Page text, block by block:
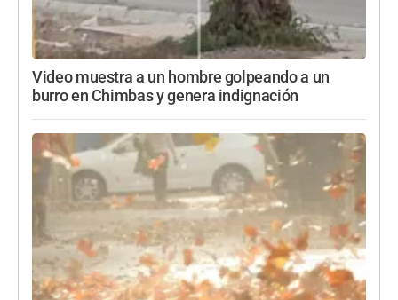
Video muestra a un hombre golpeando a un
burro en Chimbas y genera indignación